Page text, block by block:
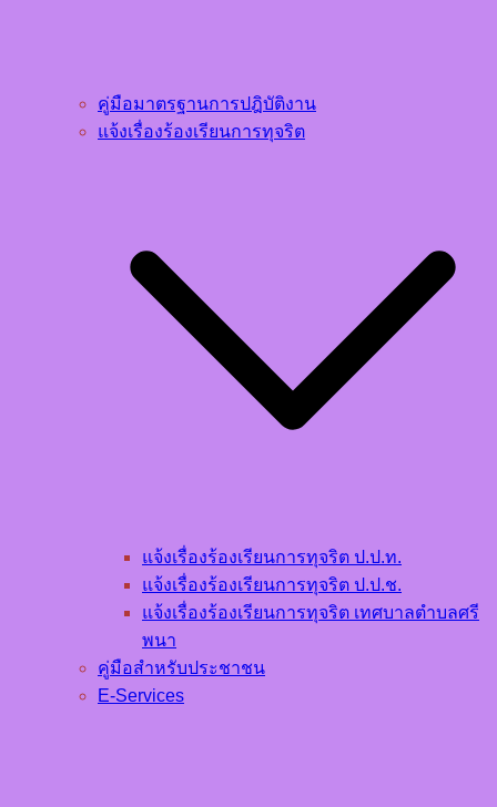
คู่มือมาตรฐานการปฎิบัติงาน
แจ้งเรื่องร้องเรียนการทุจริต
แจ้งเรื่องร้องเรียนการทุจริต ป.ป.ท.
แจ้งเรื่องร้องเรียนการทุจริต ป.ป.ช.
แจ้งเรื่องร้องเรียนการทุจริต เทศบาลตำบลศรี
พนา
คู่มือสำหรับประชาชน
E-Services